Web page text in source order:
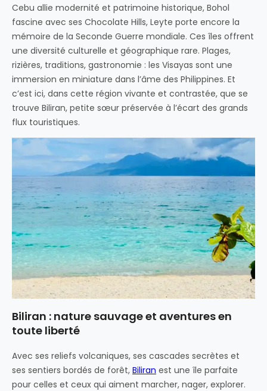
Cebu allie modernité et patrimoine historique, Bohol
fascine avec ses Chocolate Hills, Leyte porte encore la
mémoire de la Seconde Guerre mondiale. Ces îles offrent
une diversité culturelle et géographique rare. Plages,
rizières, traditions, gastronomie : les Visayas sont une
immersion en miniature dans l’âme des Philippines. Et
c’est ici, dans cette région vivante et contrastée, que se
trouve Biliran, petite sœur préservée à l’écart des grands
flux touristiques.
Biliran : nature sauvage et aventures en
toute liberté
Avec ses reliefs volcaniques, ses cascades secrètes et
ses sentiers bordés de forêt, Biliran est une île parfaite
pour celles et ceux qui aiment marcher, nager, explorer.